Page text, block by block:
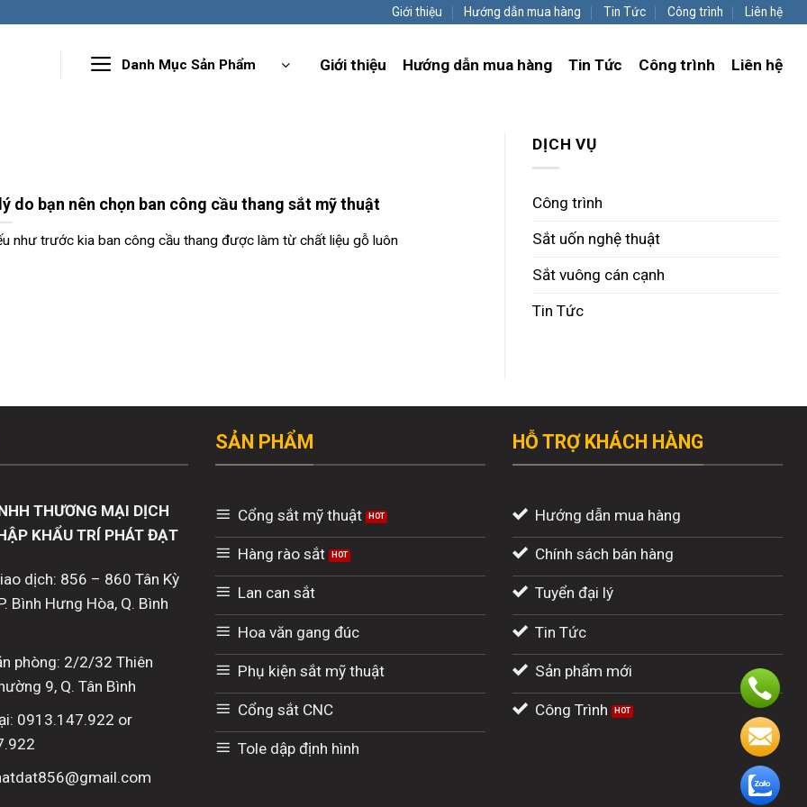
Giới thiệu Hướng dẫn mua hàng Tin Tức Công trình Liên hệ
Danh Mục Sản Phẩm Giới thiệu Hướng dẫn mua hàng Tin Tức Công trình Liên hệ
do bạn nên chọn ban công cầu thang sắt mỹ thuật
như trước kia ban công cầu thang được làm từ chất liệu gỗ luôn
DỊCH VỤ
Công trình
Sắt uốn nghệ thuật
Sắt vuông cán cạnh
Tin Tức
THƯƠNG MẠI DỊCH
KHẨU TRÍ PHÁT ĐẠT
dịch: 856 – 860 Tân Kỳ
Bình Hưng Hòa, Q. Bình
phòng: 2/2/32 Thiên
9, Q. Tân Bình
0913.147.922 or
SẢN PHẨM
Cổng sắt mỹ thuật
Hàng rào sắt
Lan can sắt
Hoa văn gang đúc
Phụ kiện sắt mỹ thuật
Cổng sắt CNC
Tole dập định hình
HỖ TRỢ KHÁCH HÀNG
Hướng dẫn mua hàng
Chính sách bán hàng
Tuyển đại lý
Tin Tức
Sản phẩm mới
Công Trình